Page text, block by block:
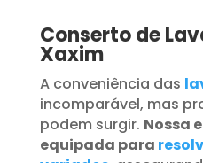
Conserto de
Xaxim
A conveniência das
incomparável, mas
podem surgir. Nossa
equipada para